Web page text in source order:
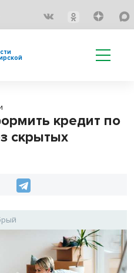
кредит по
скрытых